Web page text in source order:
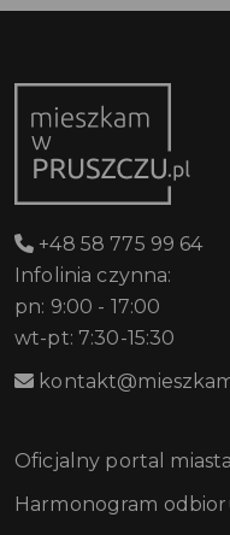
+48 58 775 99 64
Infolinia czynna:
pn: 9:00 - 17:00
wt-pt: 7:30-15:30
Oficjalny portal
Harmonogram